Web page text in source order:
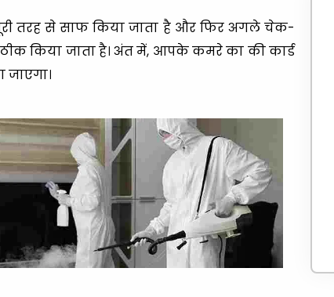
तरह से साफ किया जाता है और फिर अगले चेक-
किया जाता है। अंत में, आपके कमरे का की कार्ड